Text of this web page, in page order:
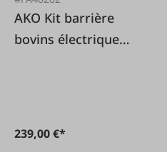
AKO Kit barrière
bovins électrique
239,00 €*